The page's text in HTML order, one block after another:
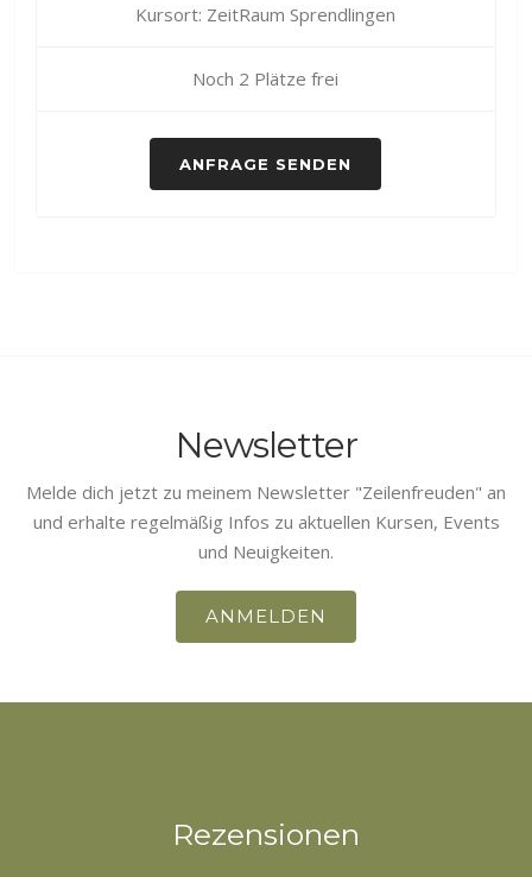
Kursort: ZeitRaum Sprendlingen
Noch 2 Plätze frei
ANFRAGE SENDEN
Newsletter
Melde dich jetzt zu meinem Newsletter "Zeilenfreuden" an
und erhalte regelmäßig Infos zu aktuellen Kursen, Events
und Neuigkeiten.
ANMELDEN
Rezensionen